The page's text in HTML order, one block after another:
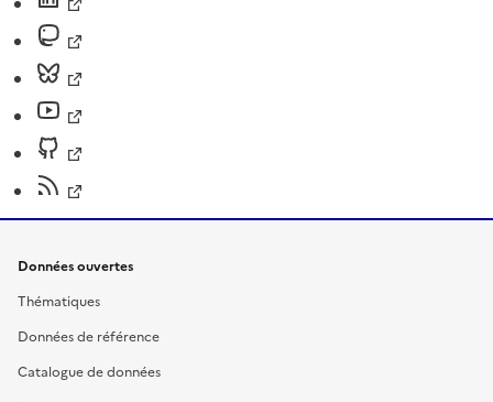
Données ouvertes
Thématiques
Données de référence
Catalogue de données